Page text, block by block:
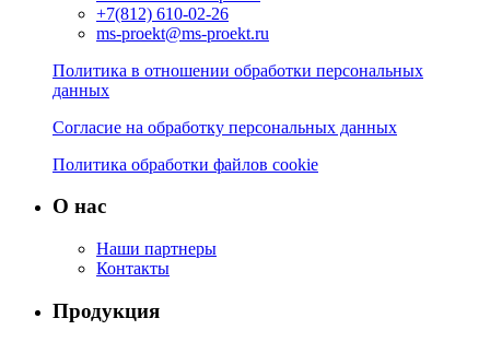
+7(812) 610-02-26
ms-proekt@ms-proekt.ru
Политика в отношении обработки персональных
данных
Согласие на обработку персональных данных
Политика обработки файлов cookie
О нас
Наши партнеры
Контакты
Продукция